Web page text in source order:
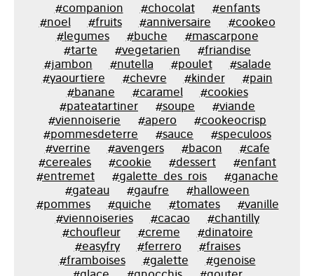
#companion #chocolat
#enfants
#noel
#fruits #anniversaire
#cookeo
#legumes
#buche
#mascarpone
#tarte
#vegetarien
#friandise
#jambon
#nutella #poulet
#salade
#yaourtiere
#chevre #kinder
#pain
#banane
#caramel
#cookies
#pateatartiner
#soupe
#viande
#viennoiserie
#apero
#cookeocrisp
#pommesdeterre
#sauce
#speculoos
#verrine
#avengers #bacon
#cafe
#cereales
#cookie #dessert
#enfant
#entremet
#galette_des_rois
#ganache
#gateau
#gaufre
#halloween
#pommes
#quiche #tomates
#vanille
#viennoiseries
#cacao
#chantilly
#choufleur
#creme
#dinatoire
#easyfry
#ferrero
#fraises
#framboises
#galette
#genoise